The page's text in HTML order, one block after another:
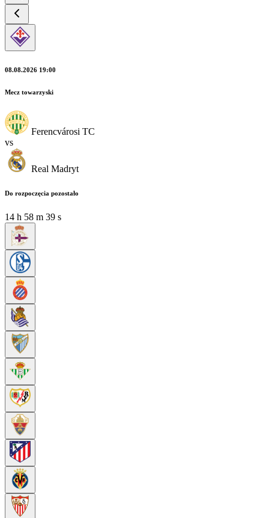
08.08.2026 19:00
Mecz towarzyski
Ferencvárosi TC
vs
Real Madryt
Do rozpoczęcia pozostało
14 h 58 m 38 s